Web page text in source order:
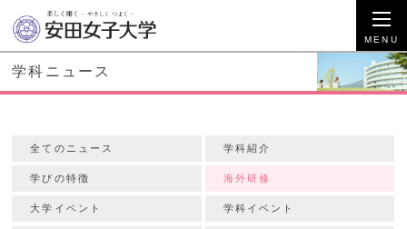
学科ニュース
全てのニュース 学科紹介
学びの特徴 海外研修
大学イベント 学科イベント